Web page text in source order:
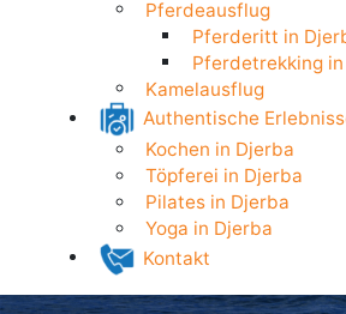
Inselrundfahrt
Inselrundfahrt
Pferdeausflug
Pferderitt in
Pferdetrekking
Kamelausflug
Authentische
Kochen in Djerba
Töpferei in Djerba
Pilates in Djerba
Yoga in Djerba